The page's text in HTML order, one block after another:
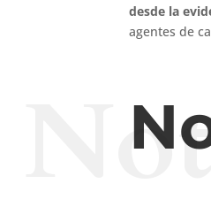
desde la
agentes de